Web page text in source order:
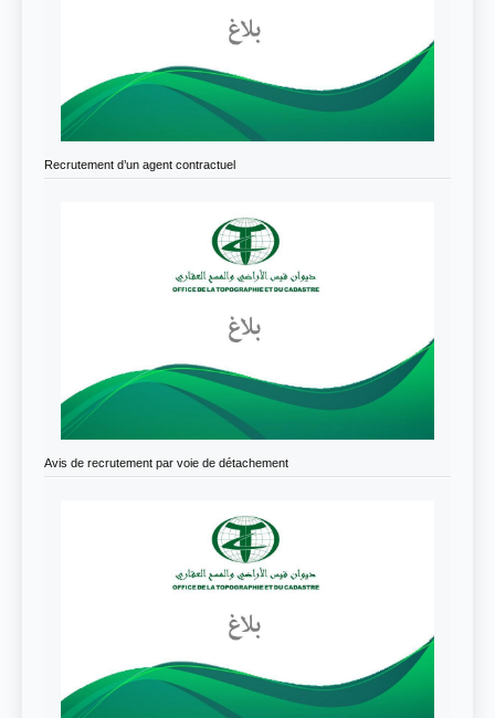
Recrutement d’un agent contractuel
Avis de recrutement par voie de détachement